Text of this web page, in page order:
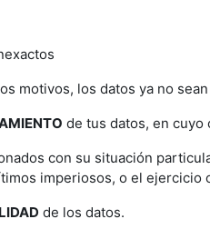
motivos, los datos ya no
de tus datos, en cuyo
con su situación
imperiosos, o el ejercicio
de los datos.